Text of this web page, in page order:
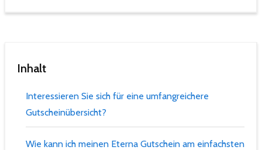
Inhalt
Interessieren Sie sich für eine umfangreichere
Gutscheinübersicht?
Wie kann ich meinen Eterna Gutschein am einfachsten